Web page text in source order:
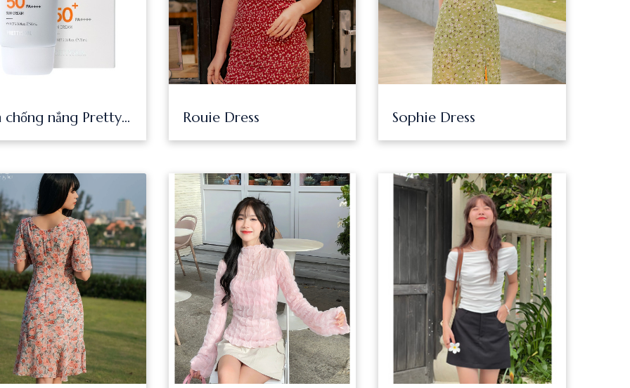
Kem chống nắng Prettyskin Hydra B5 Sun Cream SPF50+ PA++++ 70ml ngăn ngừa tia UVA & UVB gây hại cho da Rouie Dress Sophie Dress